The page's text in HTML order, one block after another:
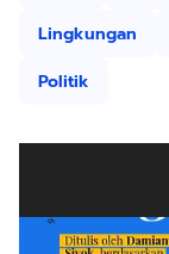
Lingkungan
Politik